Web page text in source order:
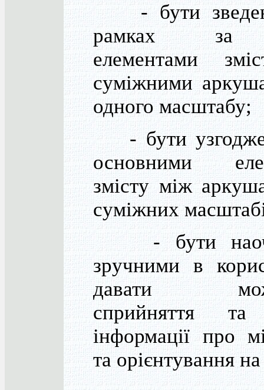
- бути
рамках за
елементами
суміжними
одного масштабу;
- бути
основними
змісту між
суміжних
- бути
зручними в
давати
сприйняття та
інформації про
та орієнтування